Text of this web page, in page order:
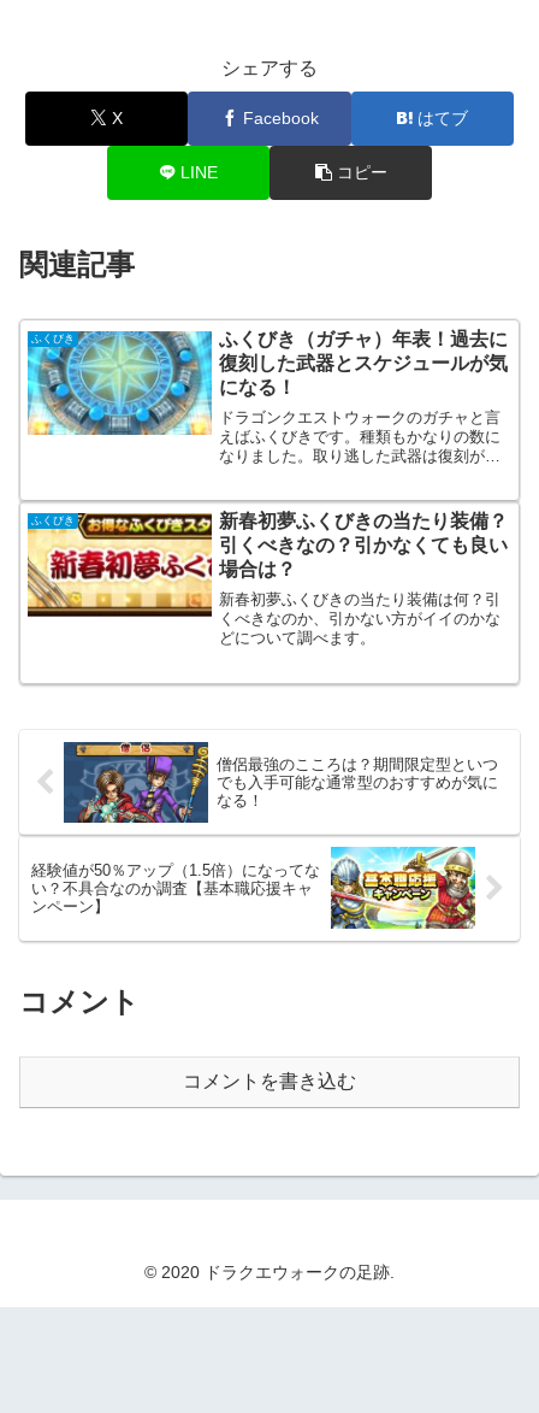
シェアする
X Facebook はてブ
LINE コピー
関連記事
ふくびき
ふくびき（ガチャ）年表！過去に
復刻した武器とスケジュールが気
になる！
ドラゴンクエストウォークのガチャと言
えばふくびきです。種類もかなりの数に
なりました。取り逃した武器は復刻が待
武器を視覚化します。
ふくびき
新春初夢ふくびきの当たり装備？
引くべきなの？引かなくても良い
場合は？
新春初夢ふくびきの当たり装備は何？引
くべきなのか、引かない方がイイのかな
どについて調べます。
僧侶最強のこころは？期間限定型といつ
でも入手可能な通常型のおすすめが気に
なる！
経験値が50％アップ（1.5倍）になってな
い？不具合なのか調査【基本職応援キャ
ンペーン】
コメント
コメントを書き込む
© 2020 ドラクエウォークの足跡.